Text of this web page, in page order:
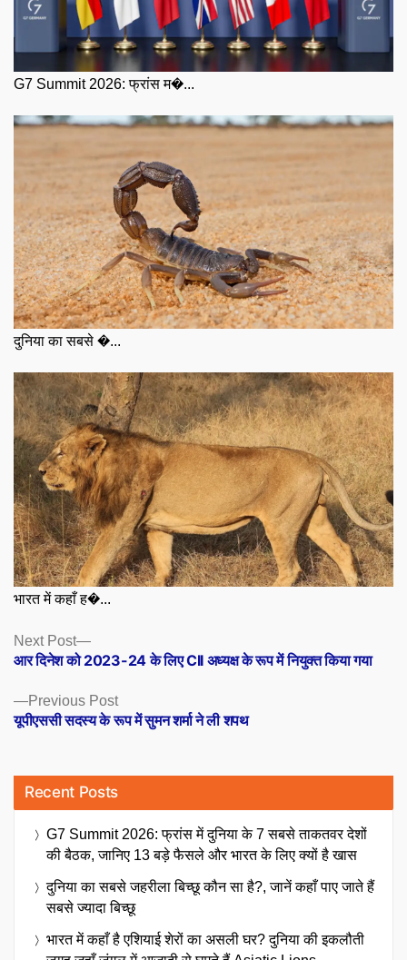
G7 Summit 2026: फ्रांस म�...
दुनिया का सबसे �...
भारत में कहाँ ह�...
Posts
navigation
Previous PostPrevious
post:
यूपीएससी सदस्य के रूप में सुमन शर्मा ने ली शपथ
Next Post
Next
post:
आर दिनेश को 2023-24 के लिए CII अध्यक्ष के रूप में नियुक्त किया गया
Recent Posts
G7 Summit 2026: फ्रांस में दुनिया के 7 सबसे ताकतवर देशों
की बैठक, जानिए 13 बड़े फैसले और भारत के लिए क्यों है खास
दुनिया का सबसे जहरीला बिच्छू कौन सा है?, जानें कहाँ पाए जाते हैं
सबसे ज्यादा बिच्छू
भारत में कहाँ है एशियाई शेरों का असली घर? दुनिया की इकलौती